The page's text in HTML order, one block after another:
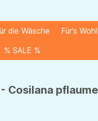
die Wäsche Für's
% SALE %
Cosilana